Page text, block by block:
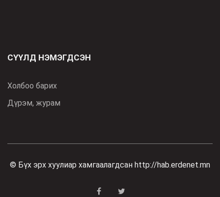
СҮҮЛД НЭМЭГДСЭН
Холбоо барих
Дүрэм, журам
© Бүх эрх хуулиар хамгаалагдсан http://hab.erdenet.mn